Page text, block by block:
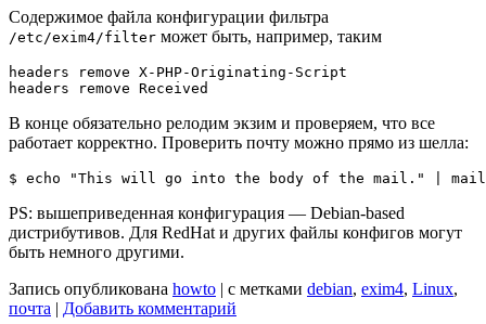
Содержимое файла конфигурации фильтра
/etc/exim4/filter может быть, например, таким
headers remove X-PHP-Originating-Script
В конце обязательно релодим экзим и проверяем, что все
работает корректно. Проверить почту можно прямо из шелла:
PS: вышеприведенная конфигурация — Debian-based
дистрибутивов. Для RedHat и других файлы конфигов могут
быть немного другими.
Запись опубликована howto | с метками debian, exim4, Linux,
почта | Добавить комментарий